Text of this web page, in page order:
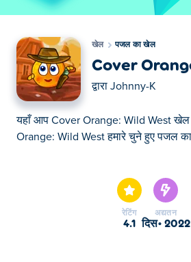
खेल पजल का खेल
Cover
द्वारा Johnny-K
यहाँ आप Cover Orange: Wild West
Orange: Wild West हमारे चुने हुए पजल
रेटिंग
4.1
अद्यतन
दिस॰ 2022